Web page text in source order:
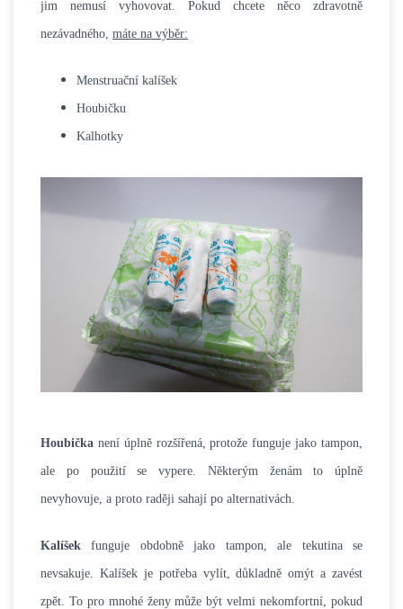
jim nemusí vyhovovat. Pokud chcete něco zdravotně
nezávadného, máte na výběr:
Menstruační kalíšek
Houbičku
Kalhotky
Houbička není úplně rozšířená, protože funguje jako tampon,
ale po použití se vypere. Některým ženám to úplně
nevyhovuje, a proto raději sahají po alternativách.
Kalíšek funguje obdobně jako tampon, ale tekutina se
nevsakuje. Kalíšek je potřeba vylít, důkladně omýt a zavést
zpět. To pro mnohé ženy může být velmi nekomfortní, pokud